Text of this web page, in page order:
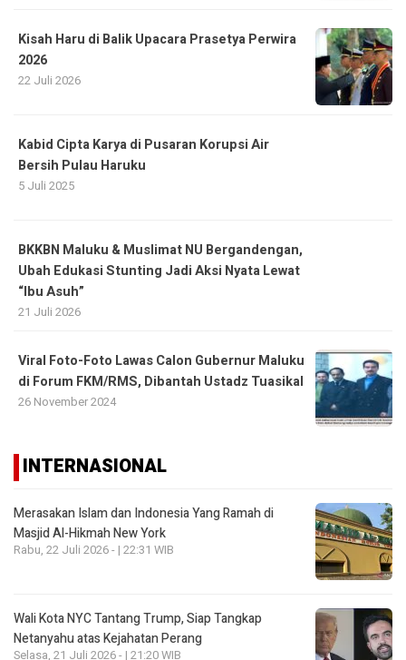
Kisah Haru di Balik Upacara Prasetya Perwira
2026
22 Juli 2026
Kabid Cipta Karya di Pusaran Korupsi Air
Bersih Pulau Haruku
5 Juli 2025
BKKBN Maluku & Muslimat NU Bergandengan,
Ubah Edukasi Stunting Jadi Aksi Nyata Lewat
“Ibu Asuh”
21 Juli 2026
Viral Foto-Foto Lawas Calon Gubernur Maluku
di Forum FKM/RMS, Dibantah Ustadz Tuasikal
26 November 2024
INTERNASIONAL
Merasakan Islam dan Indonesia Yang Ramah di
Masjid Al-Hikmah New York
Rabu, 22 Juli 2026 - | 22:31 WIB
Wali Kota NYC Tantang Trump, Siap Tangkap
Netanyahu atas Kejahatan Perang
Selasa, 21 Juli 2026 - | 21:20 WIB